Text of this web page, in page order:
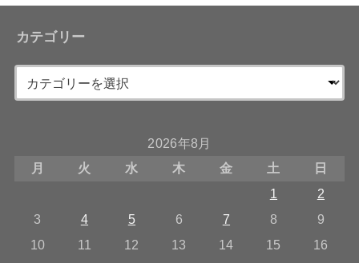
カテゴリー
2026年8月
月
火 水 木 金 土
日
1
2
3
4 5 6 7 8
9
10
11 12 13 14 15
16